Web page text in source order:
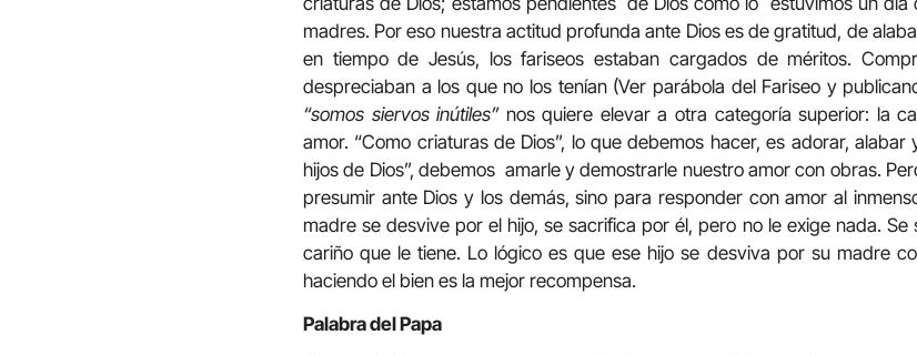
madres. Por eso nuestra actitud profunda ante Dios es de gratitud, de
en tiempo de Jesús, los fariseos estaban cargados de méritos.
despreciaban a los que no los tenían (Ver parábola del Fariseo y
“somos siervos inútiles” nos quiere elevar a otra categoría superior: la
amor. “Como criaturas de Dios”, lo que debemos hacer, es adorar,
hijos de Dios”, debemos amarle y demostrarle nuestro amor con obras.
presumir ante Dios y los demás, sino para responder con amor al
madre se desvive por el hijo, se sacrifica por él, pero no le exige nada.
cariño que le tiene. Lo lógico es que ese hijo se desviva por su madre
haciendo el bien es la mejor recompensa.
Palabra del Papa